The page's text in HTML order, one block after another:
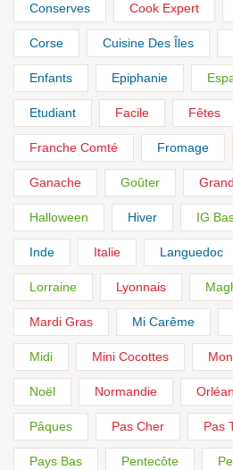
Conserves Cook Expert
Corse Cuisine Des Îles
Enfants Epiphanie
Etudiant Facile Fêtes
Franche Comté Fromage
Ganache Goûter
Halloween Hiver IG
Inde Italie Languedoc
Lorraine Lyonnais
Mardi Gras Mi Carême
Midi Mini Cocottes
Noël Normandie
Pâques Pas Cher Pas
Pays Bas Pentecôte